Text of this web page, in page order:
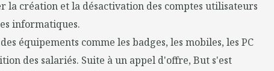
la création et la désactivation des comptes utilisateurs
informatiques.
équipements comme les badges, les mobiles, les PC
des salariés. Suite à un appel d'offre, But s'est